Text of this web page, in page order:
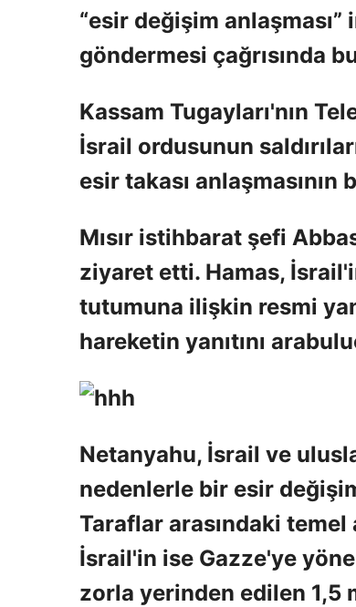
“esir değişim
göndermesi çağrısında
Kassam Tugayları'nın
İsrail ordusunun
esir takası anlaşmasının
Mısır istihbarat şefi
ziyaret etti. Hamas,
tutumuna ilişkin resmi
hareketin yanıtını
Netanyahu, İsrail ve
nedenlerle bir esir
Taraflar arasındaki temel
İsrail'in ise Gazze'ye
zorla yerinden edilen